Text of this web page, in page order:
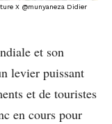
X @munyaneza Didier
et son
levier puissant
et de touristes
en cours pour